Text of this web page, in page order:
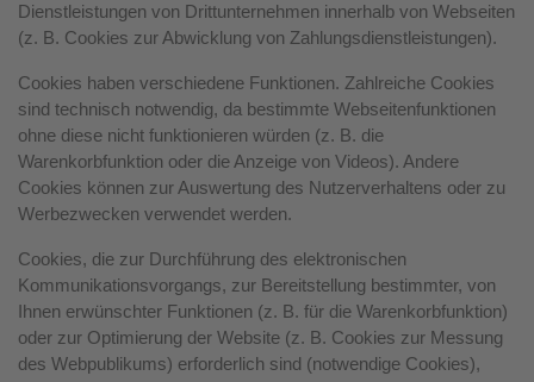
Dienstleistungen von Drittunternehmen innerhalb von Webseiten
(z. B. Cookies zur Abwicklung von Zahlungsdienstleistungen).
Cookies haben verschiedene Funktionen. Zahlreiche Cookies
sind technisch notwendig, da bestimmte Webseitenfunktionen
ohne diese nicht funktionieren würden (z. B. die
Warenkorbfunktion oder die Anzeige von Videos). Andere
Cookies können zur Auswertung des Nutzerverhaltens oder zu
Werbezwecken verwendet werden.
Cookies, die zur Durchführung des elektronischen
Kommunikationsvorgangs, zur Bereitstellung bestimmter, von
Ihnen erwünschter Funktionen (z. B. für die Warenkorbfunktion)
oder zur Optimierung der Website (z. B. Cookies zur Messung
des Webpublikums) erforderlich sind (notwendige Cookies),